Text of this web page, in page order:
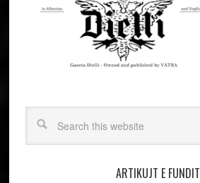
ARTIKUJT E FUNDIT